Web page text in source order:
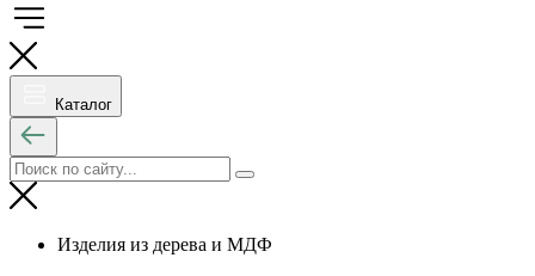
Каталог
Изделия из дерева и МДФ